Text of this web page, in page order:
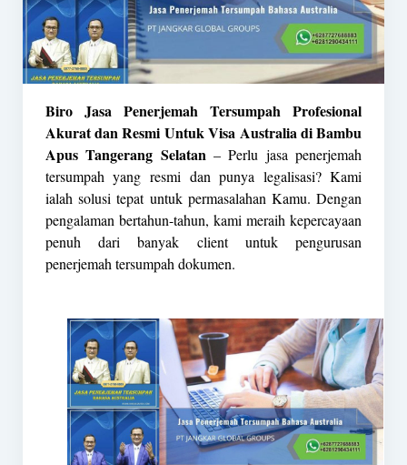
Biro Jasa Penerjemah Tersumpah Profesional
Akurat dan Resmi Untuk Visa Australia di Bambu
Apus Tangerang Selatan – Perlu jasa penerjemah
tersumpah yang resmi dan punya legalisasi? Kami
ialah solusi tepat untuk permasalahan Kamu. Dengan
pengalaman bertahun-tahun, kami meraih kepercayaan
penuh dari banyak client untuk pengurusan
penerjemah tersumpah dokumen.